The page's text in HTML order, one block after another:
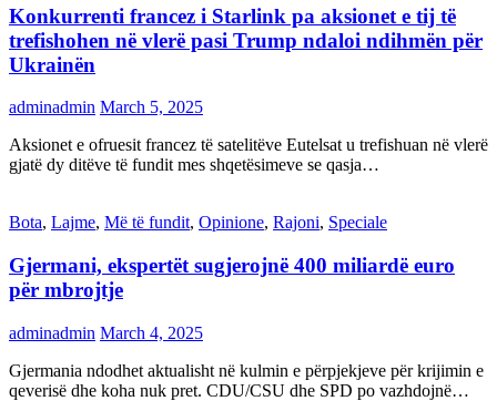
Konkurrenti francez i Starlink pa aksionet e tij të
trefishohen në vlerë pasi Trump ndaloi ndihmën për
Ukrainën
adminadmin March 5, 2025
Aksionet e ofruesit francez të satelitëve Eutelsat u trefishuan në vlerë
gjatë dy ditëve të fundit mes shqetësimeve se qasja…
Bota, Lajme, Më të fundit, Opinione, Rajoni, Speciale
Gjermani, ekspertët sugjerojnë 400 miliardë euro
për mbrojtje
adminadmin March 4, 2025
Gjermania ndodhet aktualisht në kulmin e përpjekjeve për krijimin e
qeverisë dhe koha nuk pret. CDU/CSU dhe SPD po vazhdojnë…